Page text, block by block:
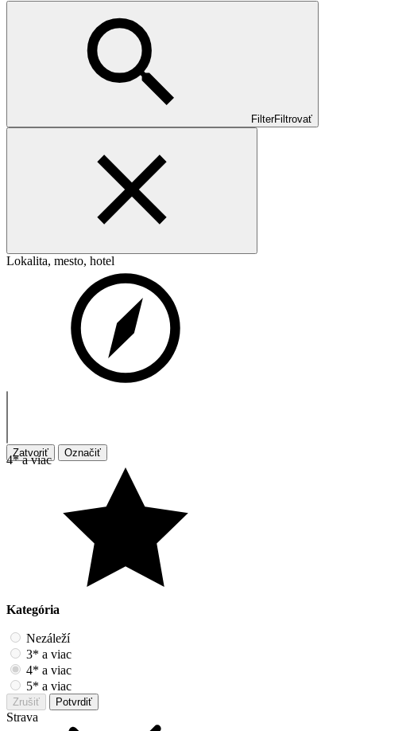
FilterFiltrovať
Lokalita, mesto, hotel
Zatvoriť Označiť
4* a viac
Kategória
Nezáleží
3* a viac
4* a viac
5* a viac
Zrušiť Potvrdiť
Strava